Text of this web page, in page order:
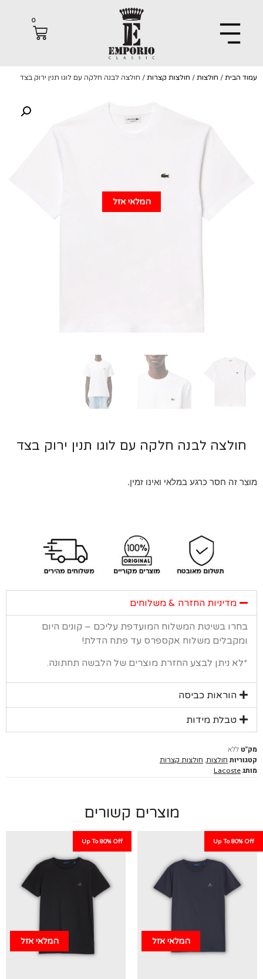
הבית/חולצות /חולצות קצרות / חולצה לבנה חלקה עם לוגו תנין ירוק בצד
לבנה חלקה עם לוגו תנין ירוק בצד
זה חסר כרגע במלאי ואינו זמין.
מדיניות החזרה & משלוחים
בשיטת המשלוח המועדפת עליכם – קונים היום
משלוח אקספרס עד פתח הדלת!
ניתן לבצע החזרת מוצרים של הלבשה תחתונה.
הוראות כביסה
טבלת מידות
ללא
חולצות ,חולצות קצרות
Lacoste
המלאי אזל
מוצרים קשורים
Up To
המלאי אזל
Up To 80% Off
המלאי אזל